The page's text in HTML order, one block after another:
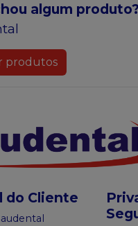
algum produto?
produtos
do Cliente